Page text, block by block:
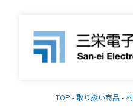
TOP -取り扱い商品-